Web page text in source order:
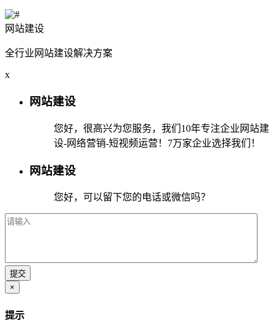
网站建设
全行业网站建设解决方案
x
网站建设
您好，很高兴为您服务，我们10年专注企业网站建
设-网络营销-短视频运营！7万家企业选择我们！
网站建设
您好，可以留下您的电话或微信吗？
×
提示